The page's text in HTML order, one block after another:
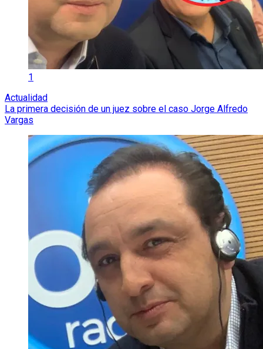
1
Actualidad
La primera decisión de un juez sobre el caso Jorge Alfredo
Vargas